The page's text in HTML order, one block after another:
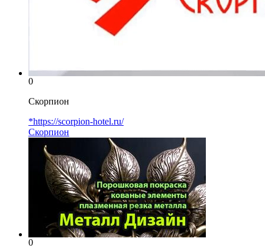
0
Скорпион
*https://scorpion-hotel.ru/
Скорпион
0